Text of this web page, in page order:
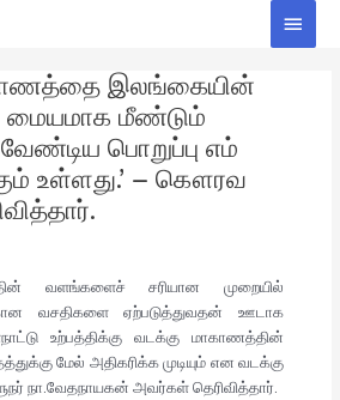
Main
இலங்கையின்
மையமாக மீண்டும்
வேண்டிய பொறுப்பு எம்
உள்ளது.’ – கௌரவ
வளங்களைச் சரியான முறையில்
வசதிகளை ஏற்படுத்துவதன் ஊடாக
உற்பத்திக்கு வடக்கு மாகாணத்தின்
மேல் அதிகரிக்க முடியும் என வடக்கு
நா.வேதநாயகன் அவர்கள் தெரிவித்தார்.